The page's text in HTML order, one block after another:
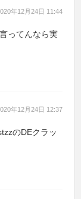
年12月24日 11:44
ってんなら実
年12月24日 12:37
のDEクラッ